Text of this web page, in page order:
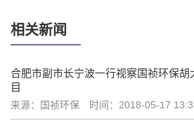
相关新闻
合肥市副市长宁波一行视察国祯环保
目
来源：国祯环保 时间：2018-05-17